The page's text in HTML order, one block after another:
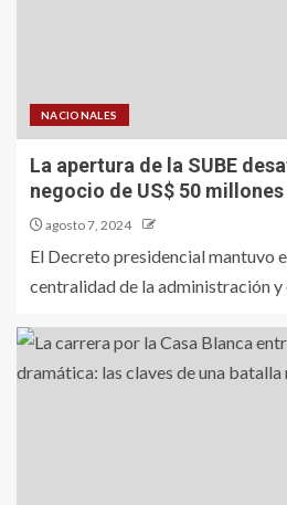
NACIONALES
La apertura de la SUBE
negocio de US$ 50
agosto 7, 2024
El Decreto presidencial mantuvo
centralidad de la administración y